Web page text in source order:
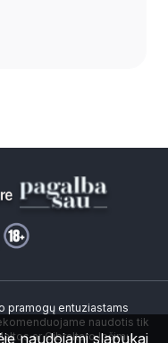
pramogų entuziastams
naudotis tik
ar Gibraltaro lošimų
naudojami slapukai